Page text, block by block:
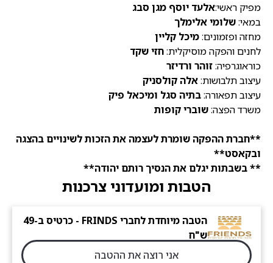
מפיק ראשי:אלעד יוסף מגן סבג
במאי:שלומי אלימלך
מחזה ופזמונים:מיכל קליין
לחנים והפקה מוסיקלית:חזי שקד
כוראוגרפיה:זוהר ורדיזר
עיצוב תלבושות:אלה קולסניק
עיצוב תפאורה:בתיה סגל ומיכאל פיק
משרד הפצה:שוברי קופות
**חברת ההפקה שומרת לעצמה את הזכות לשינויים בהצגה
ובקאסט**
** בשבתות יגלם את הנסיך רותם יהודה**
הטבות ומועדוני צרכנות
הטבה מיוחדת לחברי FRINDS - כרטיס ב-49
ש"ח
אני רוצה את ההטבה